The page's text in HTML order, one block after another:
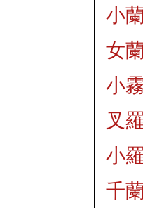
小
女
小
叉
小
千